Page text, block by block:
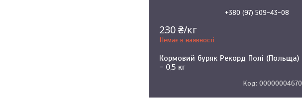
+380 (97) 509-43-08
230 ₴/кг
Немає в наявності
Кормовий буряк Рекорд Полі (Польща)
- 0,5 кг
00000004670